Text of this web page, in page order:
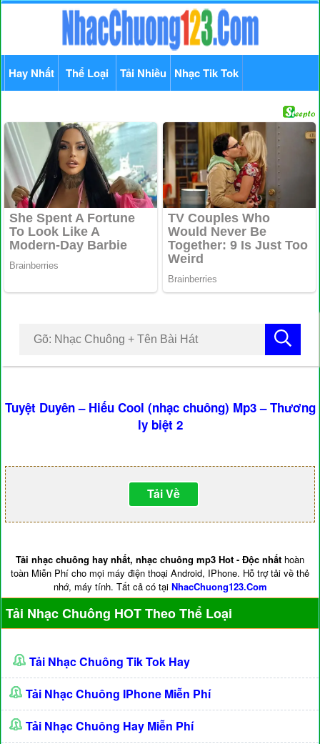
Hay Nhất Thể Loại Tải Nhiều Nhạc Tik Tok
Tuyệt Duyên – Hiếu Cool (nhạc chuông) Mp3 – Thương
ly biệt 2
Tải Về
Tải nhạc chuông hay nhất, nhạc chuông mp3 Hot - Độc nhất hoàn
toàn Miễn Phí cho mọi máy điện thoại Android, IPhone. Hỗ trợ tải về thẻ
nhớ, máy tính. Tất cả có tại NhacChuong123.Com
Tải Nhạc Chuông HOT Theo Thể Loại
Tải Nhạc Chuông Tik Tok Hay
Tải Nhạc Chuông IPhone Miễn Phí
Tải Nhạc Chuông Hay Miễn Phí